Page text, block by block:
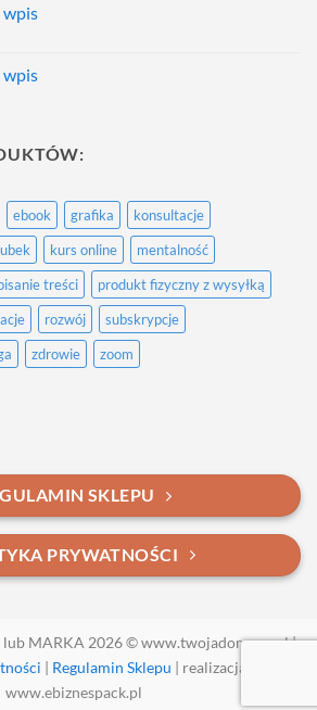
wpis
wpis
ebook grafika
konsultacje
kurs online
mentalność
treści
produkt fizyczny z wysyłką
rozwój
subskrypcje
zdrowie zoom
SKLEPU
PRYWATNOŚCI
lub MARKA 2026 © www.twojadomena.pl |
| Regulamin Sklepu | realizacja:
www.ebiznespack.pl